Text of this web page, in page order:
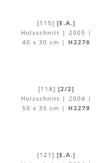
[115] [E.A.]
Holzschnitt | 2005 |
40 x 30 cm |
H2276
[118] [2/2]
Holzschnitt | 2004 |
50 x 35 cm |
H2279
[121] [E.A.]